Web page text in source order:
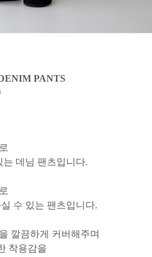
PANTS
는 데님 팬츠입니다.
수 있는 팬츠입니다.
깔끔하게 커버해주며
착용감을